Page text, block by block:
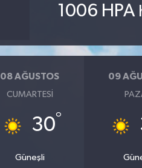
1006 HPA
08 AĞUSTOS
CUMARTESI
30°
Güneşli
09